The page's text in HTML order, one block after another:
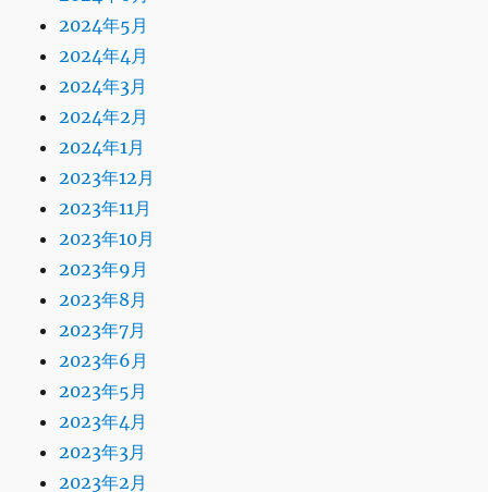
2024年5月
2024年4月
2024年3月
2024年2月
2024年1月
2023年12月
2023年11月
2023年10月
2023年9月
2023年8月
2023年7月
2023年6月
2023年5月
2023年4月
2023年3月
2023年2月